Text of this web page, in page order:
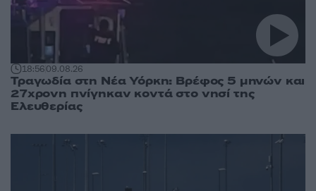
18:5609.08.26
Τραγωδία στη Νέα Υόρκη: Βρέφος 5 μηνών και
27χρονη πνίγηκαν κοντά στο νησί της
Ελευθερίας